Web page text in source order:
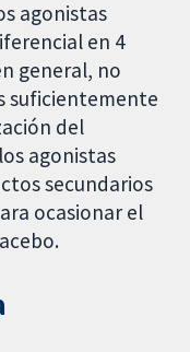
agonistas
en 4
general, no
suficientemente
del
agonistas
secundarios
ocasionar el